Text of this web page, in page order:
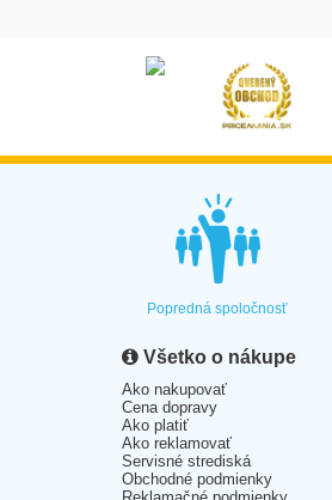
Popredná spoločnosť
Všetko o nákupe
Ako nakupovať
Cena dopravy
Ako platiť
Ako reklamovať
Servisné strediská
Obchodné podmienky